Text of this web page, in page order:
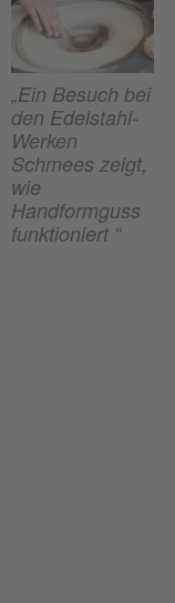
„Ein Besuch bei
den Edelstahl-
Werken
Schmees zeigt,
wie
Handformguss
funktioniert “